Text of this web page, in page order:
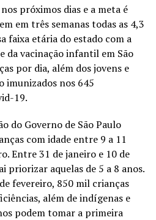
próximos dias e a meta é
em três semanas todas as 4,3
faixa etária do estado com a
da vacinação infantil em São
por dia, além dos jovens e
imunizados nos 645
19.
do Governo de São Paulo
com idade entre 9 a 11
Entre 31 de janeiro e 10 de
priorizar aquelas de 5 a 8 anos.
fevereiro, 850 mil crianças
além de indígenas e
podem tomar a primeira